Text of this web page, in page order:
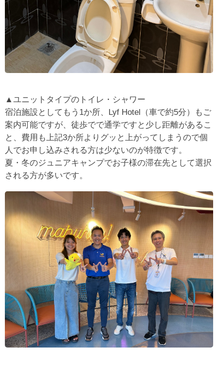
▲ユニットタイプのトイレ・シャワー
宿泊施設としてもう1か所、Lyf Hotel（車で約5分）もご
案内可能ですが、徒歩でで通学ですと少し距離があるこ
と、費用も上記3か所よりグッと上がってしまうので個
人でお申し込みされる方は少ないのが特徴です。
夏・冬のジュニアキャンプでお子様の滞在先として選択
される方が多いです。